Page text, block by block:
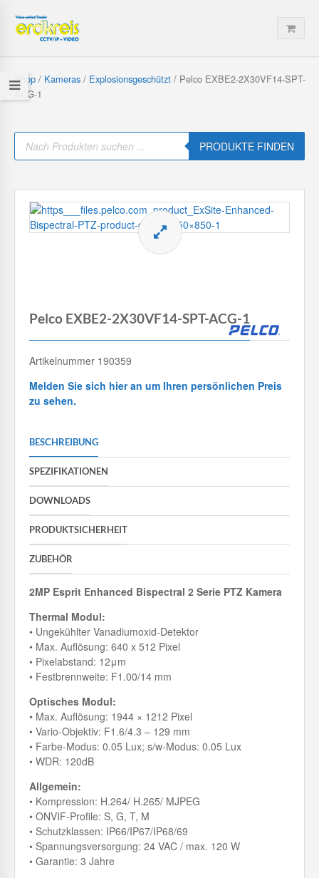
Shop / Kameras / Explosionsgeschützt / Pelco EXBE2-2X30VF14-SPT-
ACG-1
P
o
PRODUKTE FINDEN
Pelco EXBE2-2X30VF14-SPT-ACG-1
Artikelnummer 190359
Melden Sie sich hier an um Ihren persönlichen Preis
zu sehen.
BESCHREIBUNG
SPEZIFIKATIONEN
DOWNLOADS
PRODUKTSICHERHEIT
ZUBEHÖR
2MP Esprit Enhanced Bispectral 2 Serie PTZ Kamera
Thermal Modul:
• Ungekühlter Vanadiumoxid-Detektor
• Max. Auflösung: 640 x 512 Pixel
• Pixelabstand: 12μm
• Festbrennweite: F1.00/14 mm
Optisches Modul:
• Max. Auflösung: 1944 × 1212 Pixel
• Vario-Objektiv: F1.6/4.3 – 129 mm
• Farbe-Modus: 0.05 Lux; s/w-Modus: 0.05 Lux
• WDR: 120dB
Allgemein:
• Kompression: H.264/ H.265/ MJPEG
• ONVIF-Profile: S, G, T, M
• Schutzklassen: IP66/IP67/IP68/69
• Spannungsversorgung: 24 VAC / max. 120 W
• Garantie: 3 Jahre